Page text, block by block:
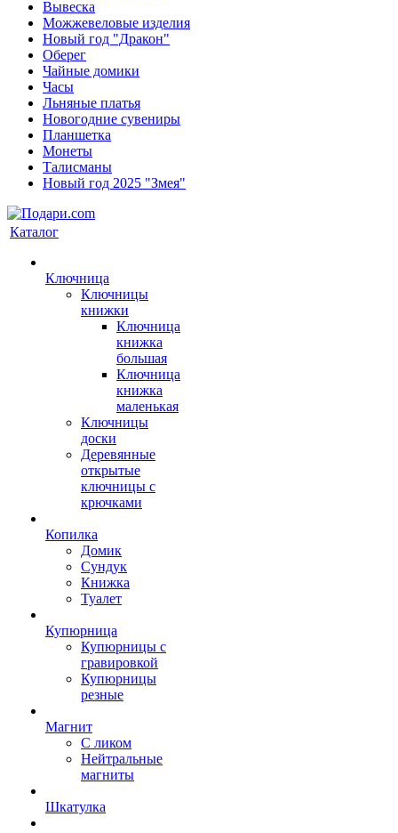
Вывеска
Можжевеловые изделия
Новый год "Дракон"
Оберег
Чайные домики
Часы
Льняные платья
Новогодние сувениры
Планшетка
Монеты
Талисманы
Новый год 2025 "Змея"
Каталог
Ключница
Ключницы
книжки
Ключница
книжка
большая
Ключница
книжка
маленькая
Ключницы
доски
Деревянные
открытые
ключницы с
крючками
Копилка
Домик
Сундук
Книжка
Туалет
Купюрница
Купюрницы с
гравировкой
Купюрницы
резные
Магнит
С ликом
Нейтральные
магниты
Шкатулка